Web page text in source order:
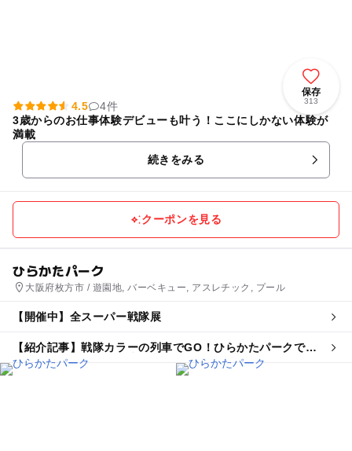
保存
313
4.5
4件
3歳からのお仕事体験デビューも叶う！ここにしかない体験が
満載
続きをみる
クーポンを見る
ひらかたパーク
大阪府枚方市 / 遊園地, バーベキュー, アスレチック, プール
【開催中】全スーパー戦隊展
【紹介記事】戦隊カラーの列車でGO！ひらかたパークでス
ーパー戦隊展 京阪電車でクイズラリーも！